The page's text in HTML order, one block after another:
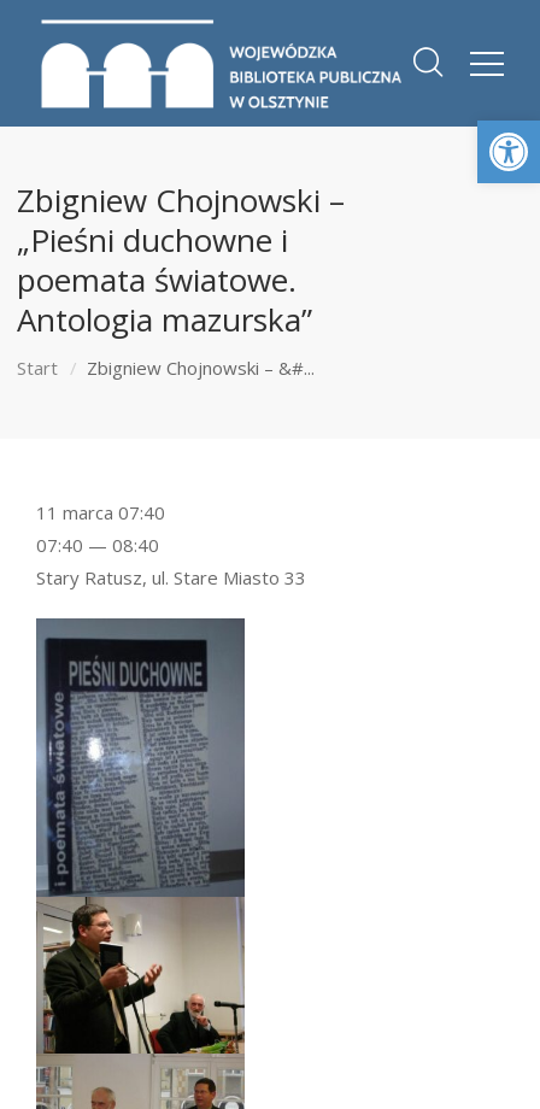
Zbigniew Chojnowski –
„Pieśni duchowne i
poemata światowe.
Antologia mazurska”
Start Zbigniew Chojnowski – &#...
11 marca 07:40
07:40 — 08:40
Stary Ratusz, ul. Stare Miasto 33